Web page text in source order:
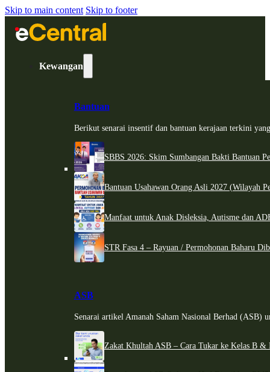
Skip to main content Skip to footer
Kewangan
Bantuan
Berikut senarai insentif dan bantuan kerajaan terkini
SBBS 2026: Skim Sumbangan Bakti Bantuan
Bantuan Usahawan Orang Asli 2027 (Wilayah
Manfaat untuk Anak Disleksia, Autisme dan
STR Fasa 4 – Rayuan / Permohonan Baharu
ASB
Senarai artikel Amanah Saham Nasional Berhad (ASB)
Zakat Khultah ASB – Cara Tukar ke Kelas B &